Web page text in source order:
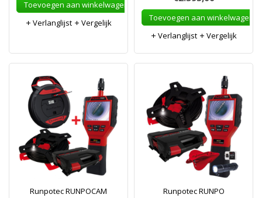
Toevoegen aan winkelwagen
Verlanglijst
Vergelijk
Toevoegen aan winkelwagen
Verlanglijst
Vergelijk
Runpotec RUNPOCAM
Runpotec RUNPO